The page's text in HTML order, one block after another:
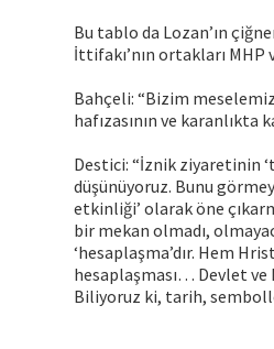
Bu tablo da Lozan’ın
İttifakı’nın ortakları
Bahçeli: “Bizim
hafızasının ve
Destici: “İznik ziyaretinin
düşünüyoruz. Bunu
etkinliği’ olarak öne
bir mekan olmadı,
‘hesaplaşma’dır. Hem
hesaplaşması… Devlet ve
Biliyoruz ki, tarih,